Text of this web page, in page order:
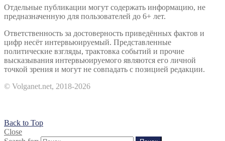
Отдельные публикации могут содержать информацию, не
предназначенную для пользователей до 6+ лет.
Ответственность за достоверность приведённых фактов и
цифр несёт интервьюируемый. Представленные
политические взгляды, трактовка событий и прочие
высказывания интервьюируемого являются его личной
точкой зрения и могут не совпадать с позицией редакции.
© Volganet.net, 2018-2026
Back to Top
Close